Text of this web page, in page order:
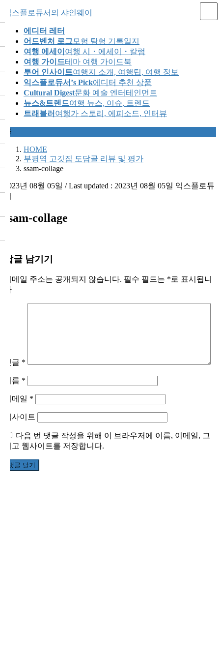
Skip
to
content
Skip
to
Navigation
익스플로듀서의 샤인웨이
에디터 레터
어드벤처 로그모험 탐험 기록일지
여행 에세이 여행 시・에세이・칼럼
여행 가이드테마 여행 가이드북
투어 인사이트여행지 소개, 여행팁, 여행 정보
익스플로듀서’s Pick에디터 추천 상품
Cultural Digest문화 예술 엔터테인먼트
뉴스&트렌드여행 뉴스, 이슈, 트렌드
트래블러 여행가 스토리, 에피소드, 인터뷰
글
HOME
부평역 고깃집 도담골 리뷰 및 평가
ssam-collage
2023년 08월 05일 / Last updated : 2023년 08월 05일 익스플로듀
서
ssam-collage
답글 남기기
이메일 주소는 공개되지 않습니다. 필수 필드는 *로 표시됩니
다
댓글 *
이름 *
이메일 *
웹사이트
다음 번 댓글 작성을 위해 이 브라우저에 이름, 이메일, 그
리고 웹사이트를 저장합니다.